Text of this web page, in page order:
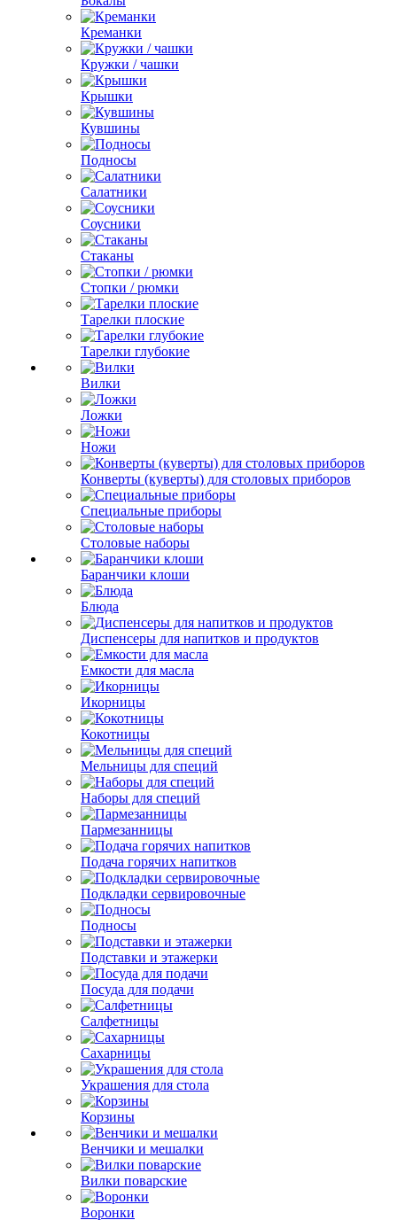
Креманки
Кружки / чашки
Крышки
Кувшины
Подносы
Салатники
Соусники
Стаканы
Стопки / рюмки
Тарелки плоские
Тарелки глубокие
Вилки
Ложки
Ножи
Конверты (куверты) для столовых приборов
Специальные приборы
Столовые наборы
Баранчики клоши
Блюда
Диспенсеры для напитков и продуктов
Емкости для масла
Икорницы
Кокотницы
Мельницы для специй
Наборы для специй
Пармезанницы
Подача горячих напитков
Подкладки сервировочные
Подносы
Подставки и этажерки
Посуда для подачи
Салфетницы
Сахарницы
Украшения для стола
Корзины
Венчики и мешалки
Вилки поварские
Воронки